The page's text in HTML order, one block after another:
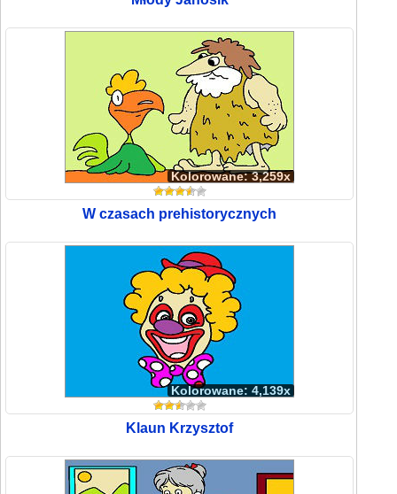
Kolorowane: 3,259x
W czasach prehistorycznych
Kolorowane: 4,139x
Klaun Krzysztof